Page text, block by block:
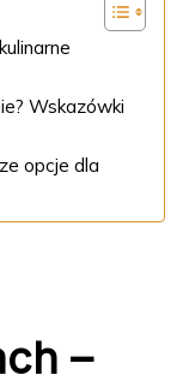
Wskazówki
opcje dla
–